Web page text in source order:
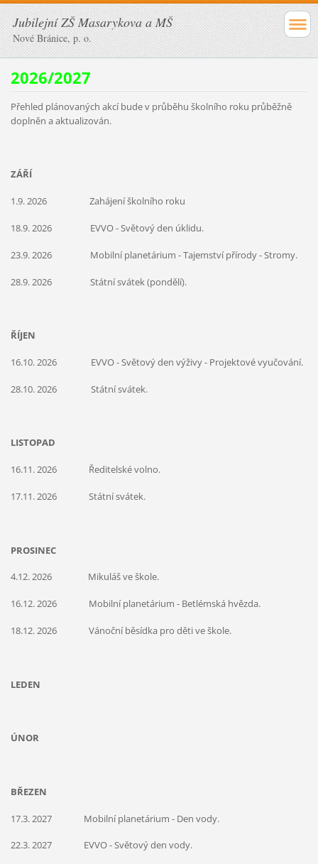
Jubilejní ZŠ Masarykova a MŠ
Nové Bránice, p. o.
2026/2027
Přehled plánovaných akcí bude v průběhu školního roku průběžně
doplněn a aktualizován.
ZÁŘÍ
1.9. 2026 Zahájení školního roku
18.9. 2026 EVVO - Světový den úklidu.
23.9. 2026 Mobilní planetárium - Tajemství přírody - Stromy.
28.9. 2026 Státní svátek (pondělí).
ŘÍJEN
16.10. 2026 EVVO - Světový den výživy - Projektové vyučování.
28.10. 2026 Státní svátek.
LISTOPAD
16.11. 2026 Ředitelské volno.
17.11. 2026 Státní svátek.
PROSINEC
4.12. 2026 Mikuláš ve škole.
16.12. 2026 Mobilní planetárium - Betlémská hvězda.
18.12. 2026 Vánoční běsídka pro děti ve škole.
LEDEN
ÚNOR
BŘEZEN
17.3. 2027 Mobilní planetárium - Den vody.
22.3. 2027 EVVO - Světový den vody.